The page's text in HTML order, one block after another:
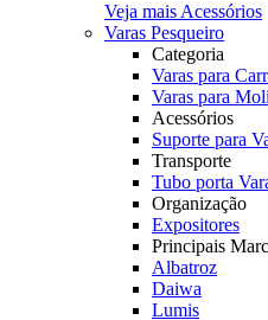
Veja mais Acessórios
Varas Pesqueiro
Categoria
Varas para
Varas para
Acessórios
Suporte para
Transporte
Tubo porta
Organização
Expositores
Principais
Albatroz
Daiwa
Lumis